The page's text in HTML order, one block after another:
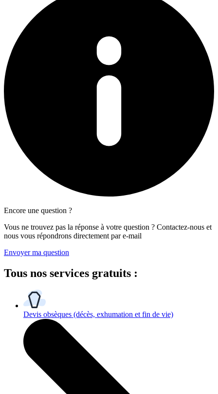
Encore une question ?
Vous ne trouvez pas la réponse à votre question ? Contactez-nous et
nous vous répondrons directement par e-mail
Envoyer ma question
Tous nos services gratuits :
Devis obsèques (décès, exhumation et fin de vie)